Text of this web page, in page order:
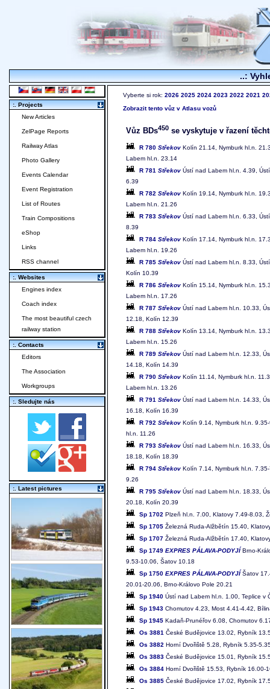
..:
Vyberte si rok: 2026 2025 2024 2023 2022 2021
Zobrazit tento vůz v Atlasu vozů
Vůz BDs450 se vyskytuje v řazení
R 780 Střekov Kolín 21.14, Nymburk hl.n.
Labem hl.n. 23.14
R 781 Střekov Ústí nad Labem hl.n. 4.39,
6.39
R 782 Střekov Kolín 19.14, Nymburk hl.n.
Labem hl.n. 21.26
R 783 Střekov Ústí nad Labem hl.n. 6.33,
8.39
R 784 Střekov Kolín 17.14, Nymburk hl.n.
Labem hl.n. 19.26
R 785 Střekov Ústí nad Labem hl.n. 8.33,
Kolín 10.39
R 786 Střekov Kolín 15.14, Nymburk hl.n.
Labem hl.n. 17.26
R 787 Střekov Ústí nad Labem hl.n. 10.33,
12.18, Kolín 12.39
R 788 Střekov Kolín 13.14, Nymburk hl.n.
Labem hl.n. 15.26
R 789 Střekov Ústí nad Labem hl.n. 12.33,
14.18, Kolín 14.39
R 790 Střekov Kolín 11.14, Nymburk hl.n.
Labem hl.n. 13.26
R 791 Střekov Ústí nad Labem hl.n. 14.33,
16.18, Kolín 16.39
R 792 Střekov Kolín 9.14, Nymburk hl.n.
hl.n. 11.26
R 793 Střekov Ústí nad Labem hl.n. 16.33,
18.18, Kolín 18.39
R 794 Střekov Kolín 7.14, Nymburk hl.n.
9.26
R 795 Střekov Ústí nad Labem hl.n. 18.33,
20.18, Kolín 20.39
Sp 1702 Plzeň hl.n. 7.00, Klatovy 7.49-8.03,
Sp 1705 Železná Ruda-Alžbětín 15.40,
Sp 1707 Železná Ruda-Alžbětín 17.40,
Sp 1749 EXPRES PÁLAVA-PODYJÍ Brno-
9.53-10.06, Šatov 10.18
Sp 1750 EXPRES PÁLAVA-PODYJÍ Šatov
20.01-20.06, Brno-Královo Pole 20.21
Sp 1940 Ústí nad Labem hl.n. 1.00, Teplice v
Sp 1943 Chomutov 4.23, Most 4.41-4.42,
Sp 1945 Kadaň-Prunéřov 6.08, Chomutov
Os 3881 České Budějovice 13.02, Rybník
Os 3882 Horní Dvořiště 5.28, Rybník 5.35-
Os 3883 České Budějovice 15.01, Rybník
Os 3884 Horní Dvořiště 15.53, Rybník 16.00-
Os 3885 České Budějovice 17.02, Rybník
:. Projects
New Articles
ZelPage Reports
Railway Atlas
Photo Gallery
Events Calendar
Event Registration
List of Routes
Train Compositions
eShop
Links
RSS channel
:. Websites
Engines index
Coach index
The most beautiful czech
railway station
:. Contacts
Editors
The Association
Workgroups
:. Sledujte nás
:. Latest pictures